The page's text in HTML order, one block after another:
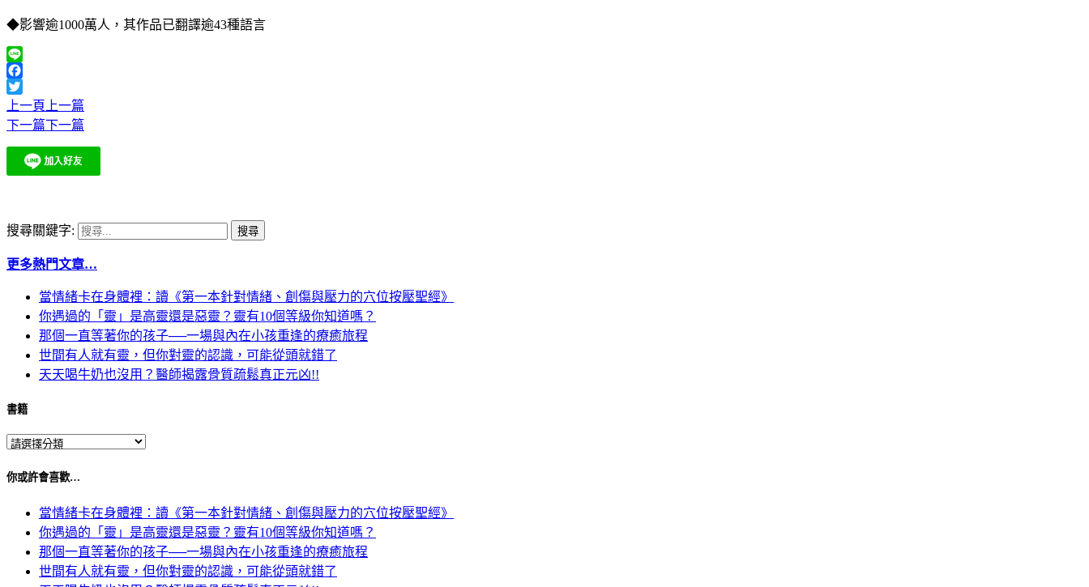
◆影響逾1000萬人，其作品已翻譯逾43種語言
Line
Facebook
Twitter
上一頁 上一篇
下一篇下一篇
搜尋關鍵字:
更多熱門文章…
當情緒卡在身體裡：讀《第一本針對情緒、創傷與壓力的穴位按壓聖經》
你遇過的「靈」是高靈還是惡靈？靈有10個等級你知道嗎？
那個一直等著你的孩子──一場與內在小孩重逢的療癒旅程
世間有人就有靈，但你對靈的認識，可能從頭就錯了
天天喝牛奶也沒用？醫師揭露骨質疏鬆真正元凶!!
書籍
你或許會喜歡…
當情緒卡在身體裡：讀《第一本針對情緒、創傷與壓力的穴位按壓聖經》
你遇過的「靈」是高靈還是惡靈？靈有10個等級你知道嗎？
那個一直等著你的孩子──一場與內在小孩重逢的療癒旅程
世間有人就有靈，但你對靈的認識，可能從頭就錯了